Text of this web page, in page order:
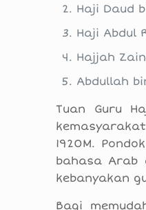
Haji Daud
Haji Abdul
Hajjah
Abdullah
Tuan Guru
1920M.
bahasa Arab
kebanyakan
Bagi